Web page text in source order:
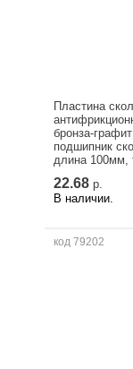
Пластина
бронза-
подшипник
длина 100мм,
22.68р.
В наличии.
код 79202